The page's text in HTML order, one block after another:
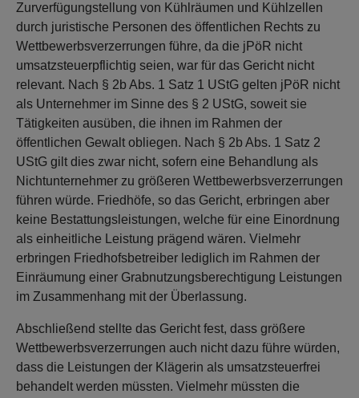
Zurverfügungstellung von Kühlräumen und Kühlzellen
durch juristische Personen des öffentlichen Rechts zu
Wettbewerbsverzerrungen führe, da die jPöR nicht
umsatzsteuerpflichtig seien, war für das Gericht nicht
relevant. Nach § 2b Abs. 1 Satz 1 UStG gelten jPöR nicht
als Unternehmer im Sinne des § 2 UStG, soweit sie
Tätigkeiten ausüben, die ihnen im Rahmen der
öffentlichen Gewalt obliegen. Nach § 2b Abs. 1 Satz 2
UStG gilt dies zwar nicht, sofern eine Behandlung als
Nichtunternehmer zu größeren Wettbewerbsverzerrungen
führen würde. Friedhöfe, so das Gericht, erbringen aber
keine Bestattungsleistungen, welche für eine Einordnung
als einheitliche Leistung prägend wären. Vielmehr
erbringen Friedhofsbetreiber lediglich im Rahmen der
Einräumung einer Grabnutzungsberechtigung Leistungen
im Zusammenhang mit der Überlassung.
Abschließend stellte das Gericht fest, dass größere
Wettbewerbsverzerrungen auch nicht dazu führe würden,
dass die Leistungen der Klägerin als umsatzsteuerfrei
behandelt werden müssten. Vielmehr müssten die